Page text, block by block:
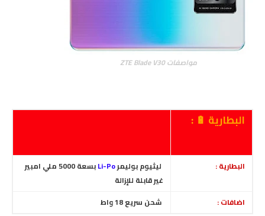
مواصفات ZTE Blade V30
البطارية 🔋 :
البطارية : ليثيوم بوليمرLi-Po
بسعة 5000 ملي امبير
غير قابلة للإزالة
اضافات :
شحن سريع 18 واط